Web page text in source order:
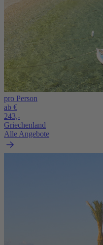
pro Person
ab €
243,-
Griechenland
Alle Angebote